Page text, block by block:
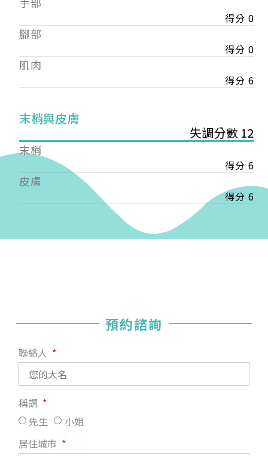
得分 0
腳部
得分 0
肌肉
得分 6
末梢與皮膚
失調分數 12
末梢
得分 6
皮膚
得分 6
預約諮詢
聯絡人
稱謂
先生
小姐
居住城市
會審核通過後即通知您進行繳費，繳費資訊如下
【會費】
個人會員:
入會費新臺幣1200元，於會員入會時繳納；常年會
費1200元，於每年度繳納。
費3000元，於每年度繳納。
戶名: 社團法人台灣自律神經健康培訓暨發展協會
帳號: 003-03-501566-2
銀行: (013) 國泰世華 南京東路分行